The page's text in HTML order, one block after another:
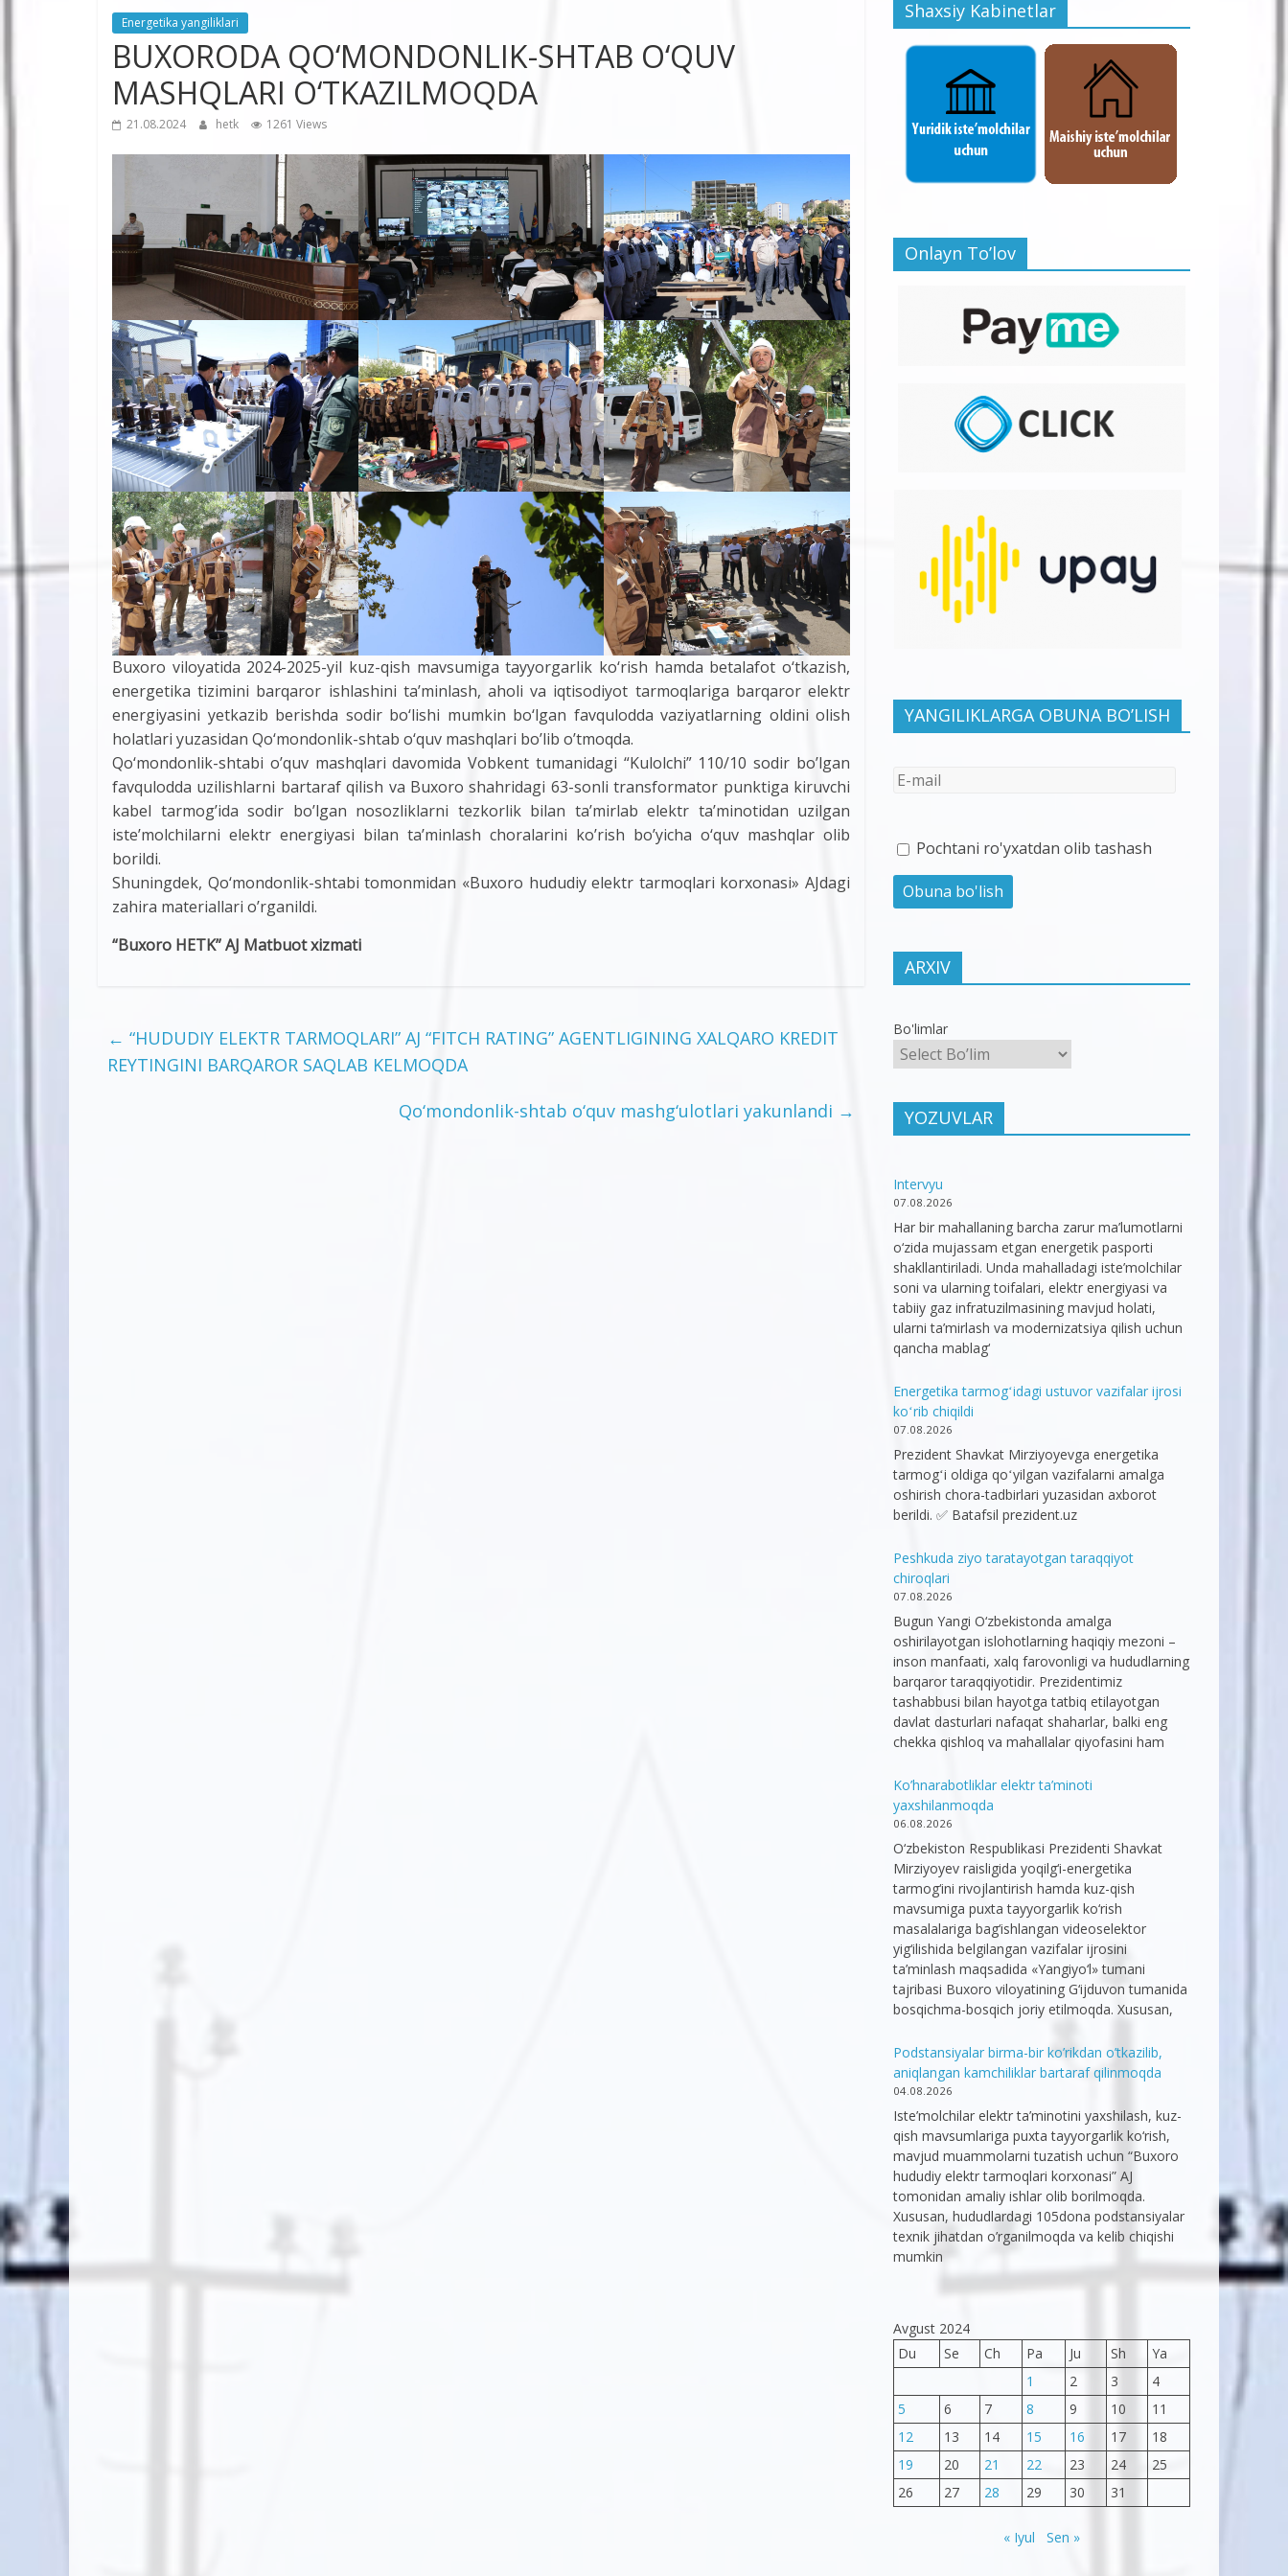
Energetika yangiliklari
BUXORODA QO‘MONDONLIK-SHTAB O‘QUV
MASHQLARI О‘TKAZILMOQDA
21.08.2024 hetk 1261 Views
Buxoro viloyatida 2024-2025-yil kuz-qish mavsumiga tayyorgarlik ko‘rish hamda betalafot o‘tkazish,
energetika tizimini barqaror ishlashini ta’minlash, aholi va iqtisodiyot tarmoqlariga barqaror elektr
energiyasini yetkazib berishda sodir bo‘lishi mumkin bo‘lgan favqulodda vaziyatlarning oldini olish
holatlari yuzasidan Qo‘mondonlik-shtab o‘quv mashqlari bo’lib o’tmoqda.
Qo‘mondonlik-shtabi o’quv mashqlari davomida Vobkent tumanidagi “Kulolchi” 110/10 sodir bo’lgan
favqulodda uzilishlarni bartaraf qilish va Buxoro shahridagi 63-sonli transformator punktiga kiruvchi
kabel tarmog’ida sodir bo’lgan nosozliklarni tezkorlik bilan ta’mirlab elektr ta’minotidan uzilgan
iste’molchilarni elektr energiyasi bilan ta’minlash choralarini ko’rish bo’yicha o‘quv mashqlar olib
borildi.
Shuningdek, Qo‘mondonlik-shtabi tomonmidan «Buxoro hududiy elektr tarmoqlari korxonasi» AJdagi
zahira materiallari o’rganildi.
“Buxoro HETK” AJ Matbuot xizmati
← “HUDUDIY ELEKTR TARMOQLARI” AJ “FITCH RATING” AGENTLIGINING XALQARO KREDIT
REYTINGINI BARQAROR SAQLAB KELMOQDA
Qo‘mondonlik-shtab o‘quv mashg‘ulotlari yakunlandi →
Shaxsiy Kabinetlar
Onlayn To’lov
YANGILIKLARGA OBUNA BO’LISH
Pochtani ro'yxatdan olib tashash
ARXIV
Bo'limlar
YOZUVLAR
Intervyu
07.08.2026
Har bir mahallaning barcha zarur ma’lumotlarni
o‘zida mujassam etgan energetik pasporti
shakllantiriladi. Unda mahalladagi iste’molchilar
soni va ularning toifalari, elektr energiyasi va
tabiiy gaz infratuzilmasining mavjud holati,
ularni ta’mirlash va modernizatsiya qilish uchun
qancha mablag‘
Energetika tarmogʻidagi ustuvor vazifalar ijrosi
koʻrib chiqildi
07.08.2026
Prezident Shavkat Mirziyoyevga energetika
tarmogʻi oldiga qoʻyilgan vazifalarni amalga
oshirish chora-tadbirlari yuzasidan axborot
berildi. ✅ Batafsil prezident.uz
Peshkuda ziyo taratayotgan taraqqiyot
chiroqlari
07.08.2026
Bugun Yangi O‘zbekistonda amalga
oshirilayotgan islohotlarning haqiqiy mezoni –
inson manfaati, xalq farovonligi va hududlarning
barqaror taraqqiyotidir. Prezidentimiz
tashabbusi bilan hayotga tatbiq etilayotgan
davlat dasturlari nafaqat shaharlar, balki eng
chekka qishloq va mahallalar qiyofasini ham
Ko’hnarabotliklar elektr ta’minoti
yaxshilanmoqda
06.08.2026
O‘zbekiston Respublikasi Prezidenti Shavkat
Mirziyoyev raisligida yoqilg‘i-energetika
tarmog‘ini rivojlantirish hamda kuz-qish
mavsumiga puxta tayyorgarlik ko‘rish
masalalariga bag‘ishlangan videoselektor
yig‘ilishida belgilangan vazifalar ijrosini
ta’minlash maqsadida «Yangiyo‘l» tumani
tajribasi Buxoro viloyatining G‘ijduvon tumanida
bosqichma-bosqich joriy etilmoqda. Xususan,
Podstansiyalar birma-bir ko’rikdan o’tkazilib,
aniqlangan kamchiliklar bartaraf qilinmoqda
04.08.2026
Iste’molchilar elektr ta’minotini yaxshilash, kuz-
qish mavsumlariga puxta tayyorgarlik ko‘rish,
mavjud muammolarni tuzatish uchun “Buxoro
hududiy elektr tarmoqlari korxonasi” AJ
tomonidan amaliy ishlar olib borilmoqda.
Xususan, hududlardagi 105dona podstansiyalar
texnik jihatdan o’rganilmoqda va kelib chiqishi
mumkin
Avgust 2024
Du
Se Ch Pa Ju Sh
Ya
1
2 3
4
5
6 7 8 9 10
11
12
13 14 15 16 17
18
19
20 21 22 23 24
25
26
27 28 29 30 31
« Iyul Sen »